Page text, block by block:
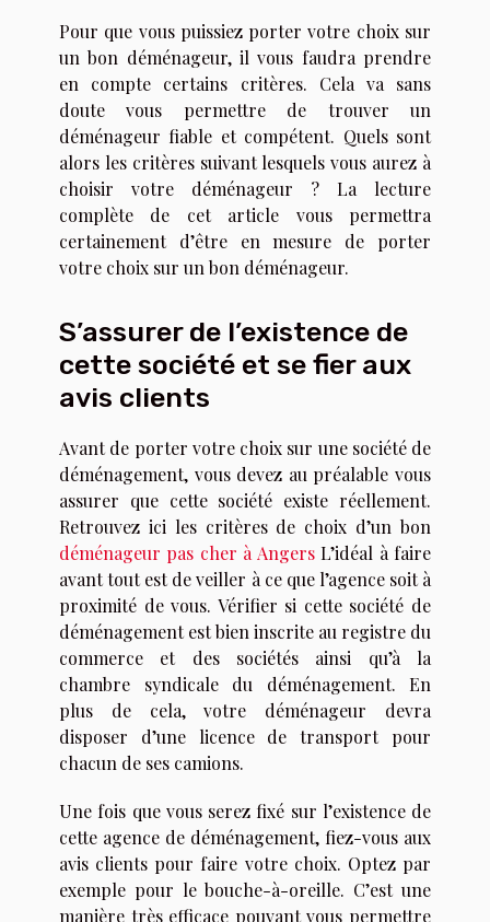
Pour que vous puissiez porter votre choix sur
un bon déménageur, il vous faudra prendre
en compte certains critères. Cela va sans
doute vous permettre de trouver un
déménageur fiable et compétent. Quels sont
alors les critères suivant lesquels vous aurez à
choisir votre déménageur ? La lecture
complète de cet article vous permettra
certainement d’être en mesure de porter
votre choix sur un bon déménageur.
S’assurer de l’existence de
cette société et se fier aux
avis clients
Avant de porter votre choix sur une société de
déménagement, vous devez au préalable vous
assurer que cette société existe réellement.
Retrouvez ici les critères de choix d’un bon
déménageur pas cher à AngersL’idéal à faire
avant tout est de veiller à ce que l’agence soit à
proximité de vous. Vérifier si cette société de
déménagement est bien inscrite au registre du
commerce et des sociétés ainsi qu’à la
chambre syndicale du déménagement. En
plus de cela, votre déménageur devra
disposer d’une licence de transport pour
chacun de ses camions.
Une fois que vous serez fixé sur l’existence de
cette agence de déménagement, fiez-vous aux
avis clients pour faire votre choix. Optez par
exemple pour le bouche-à-oreille. C’est une
manière très efficace pouvant vous permettre